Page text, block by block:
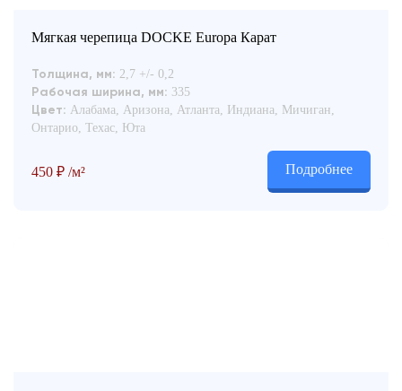
Мягкая черепица DOCKE Europa Карат
Толщина, мм: 2,7 +/- 0,2
Рабочая ширина, мм: 335
Цвет: Алабама, Аризона, Атланта, Индиана, Мичиган,
Онтарио, Техас, Юта
450 ₽ /м² Подробнее